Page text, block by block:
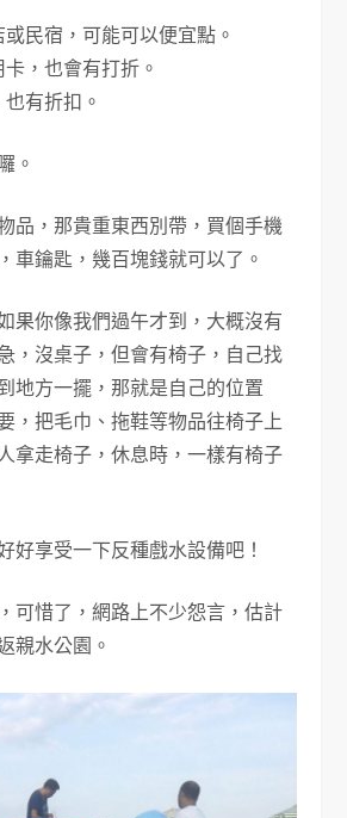
民宿，可能可以便宜點。
，也會有打折。
有折扣。
。
品，那貴重東西別帶，買個手機
車鑰匙，幾百塊錢就可以了。
果你像我們過午才到，大概沒有
，沒桌子，但會有椅子，自己找
地方一擺，那就是自己的位置
，把毛巾、拖鞋等物品往椅子上
拿走椅子，休息時，一樣有椅子
好享受一下反種戲水設備吧！
可惜了，網路上不少怨言，估計
親水公園。